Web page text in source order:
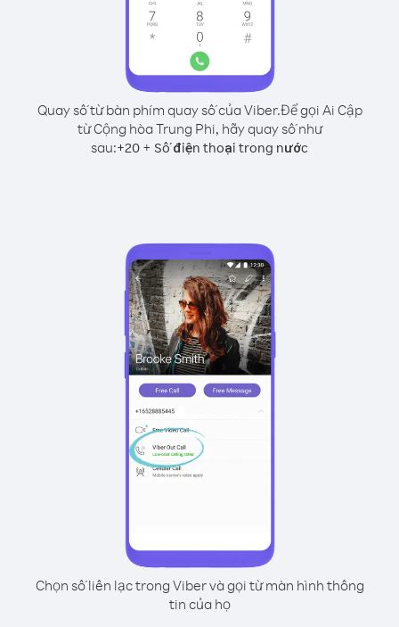
Quay số từ bàn phím quay số của Viber.Để gọi Ai Cập
từ Cộng hòa Trung Phi, hãy quay số như
sau:+20 + Số điện thoại trong nước
Chọn số liên lạc trong Viber và gọi từ màn hình thông
tin của họ